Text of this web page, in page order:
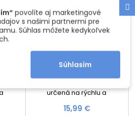
RETUŠOVACIA FIXA NA
určená na rýchlu a
drobných poškodení nábytku
Cena
15,99 €
povolíte aj marketingové
s našimi partnermi pre
Súhlas môžete kedykoľvek
Súhlasím